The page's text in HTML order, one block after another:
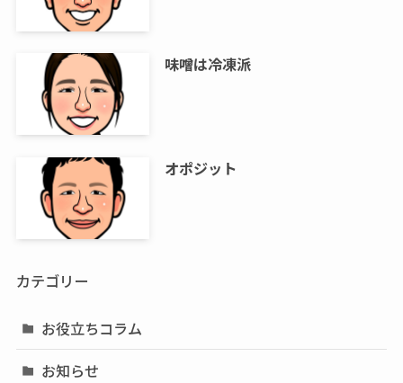
味噌は冷凍派
オポジット
カテゴリー
お役立ちコラム
お知らせ